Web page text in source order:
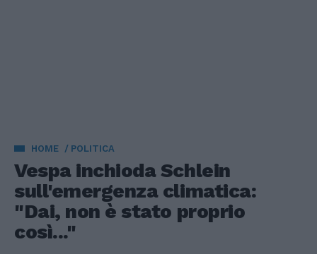
HOME POLITICA
Vespa inchioda Schlein
sull'emergenza climatica:
"Dai, non è stato proprio
così..."